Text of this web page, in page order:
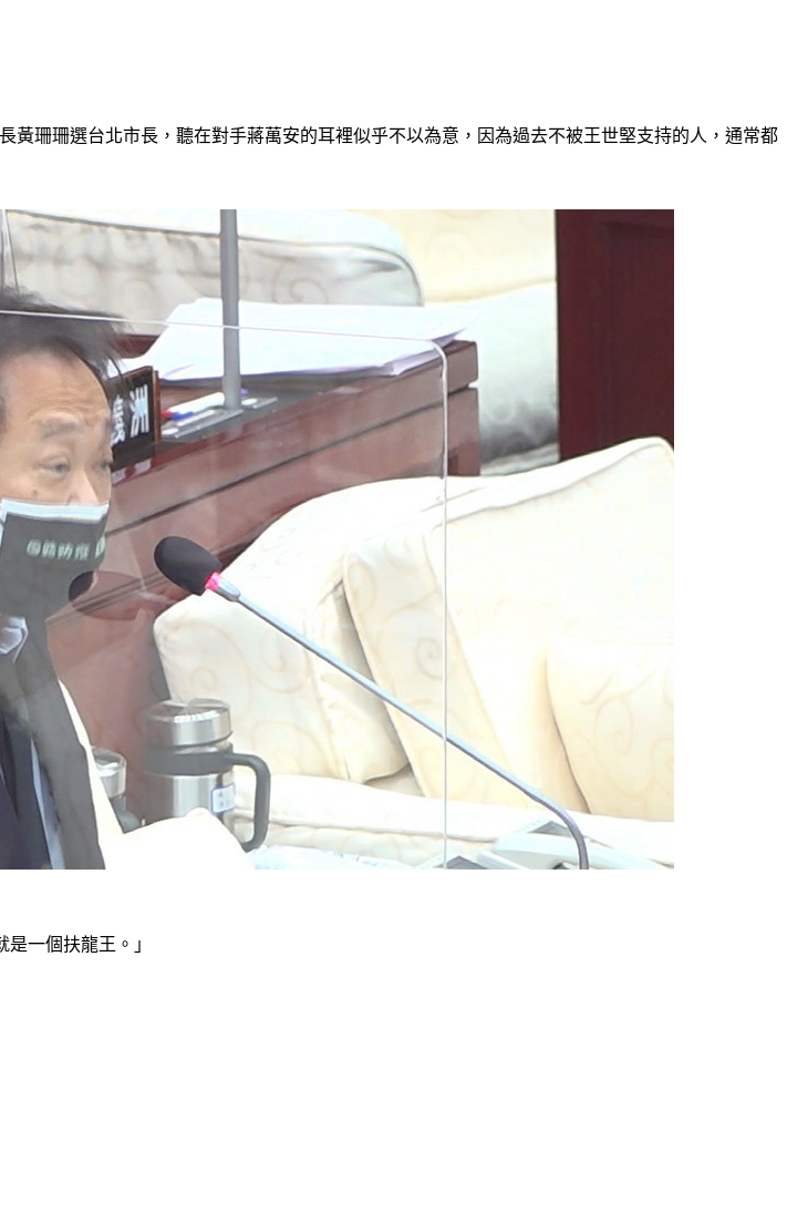
珊珊選台北市長，聽在對手蔣萬安的耳裡似乎不以為意，因為過去不被王世堅支持的人，通常都
一個扶龍王。」